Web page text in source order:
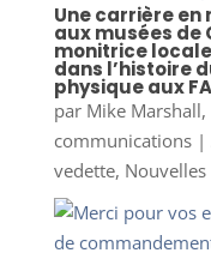
Une carrière en
aux musées de
monitrice
dans l’histoire
physique aux
par Mike
communications|
vedette, Nouvelles